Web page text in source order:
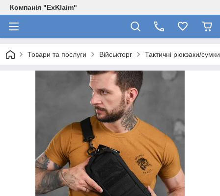
Компанія "ExKlaim"
Товари та послуги Військторг Тактичні рюкзаки/